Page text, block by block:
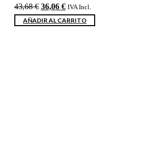
43,68€ El
precio
original
36,06 €El
precio
actual
IVA Incl.
AÑADIR AL CARRITO